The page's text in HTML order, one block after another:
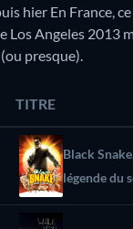
hier En France,
Los Angeles 2013
presque).
TITRE
Black
légende du
noir